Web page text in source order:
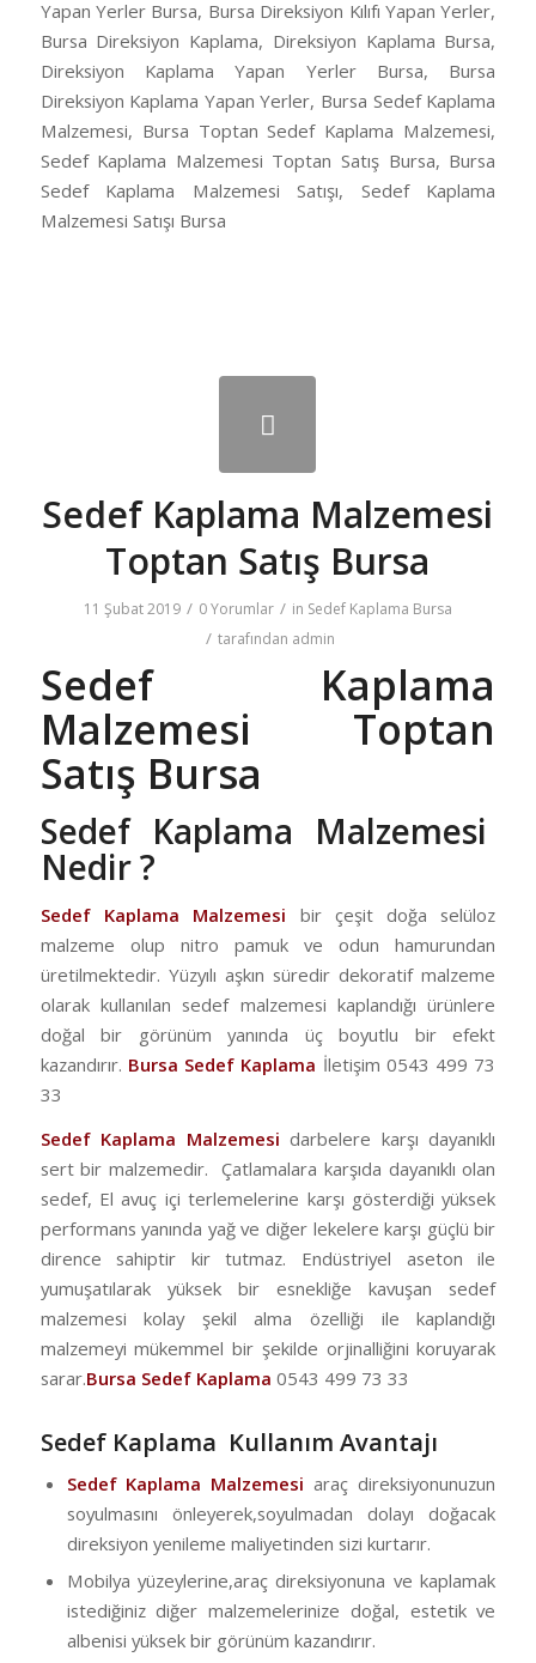
Yapan Yerler Bursa, Bursa Direksiyon Kılıfı Yapan Yerler,
Bursa Direksiyon Kaplama, Direksiyon Kaplama Bursa,
Direksiyon Kaplama Yapan Yerler Bursa, Bursa
Direksiyon Kaplama Yapan Yerler, Bursa Sedef Kaplama
Malzemesi, Bursa Toptan Sedef Kaplama Malzemesi,
Sedef Kaplama Malzemesi Toptan Satış Bursa, Bursa
Sedef Kaplama Malzemesi Satışı, Sedef Kaplama
Malzemesi Satışı Bursa
Sedef Kaplama Malzemesi
Toptan Satış Bursa
11 Şubat 2019 / 0 Yorumlar / in Sedef Kaplama Bursa
/ tarafından admin
Sedef Kaplama
Malzemesi Toptan
Satış Bursa
Sedef Kaplama Malzemesi
Nedir ?
Sedef Kaplama Malzemesi bir çeşit doğa selüloz
malzeme olup nitro pamuk ve odun hamurundan
üretilmektedir. Yüzyılı aşkın süredir dekoratif malzeme
olarak kullanılan sedef malzemesi kaplandığı ürünlere
doğal bir görünüm yanında üç boyutlu bir efekt
kazandırır. Bursa Sedef Kaplama İletişim 0543 499 73
33
Sedef Kaplama Malzemesi darbelere karşı dayanıklı
sert bir malzemedir. Çatlamalara karşıda dayanıklı olan
sedef, El avuç içi terlemelerine karşı gösterdiği yüksek
performans yanında yağ ve diğer lekelere karşı güçlü bir
dirence sahiptir kir tutmaz. Endüstriyel aseton ile
yumuşatılarak yüksek bir esnekliğe kavuşan sedef
malzemesi kolay şekil alma özelliği ile kaplandığı
malzemeyi mükemmel bir şekilde orjinalliğini koruyarak
sarar.Bursa Sedef Kaplama 0543 499 73 33
Sedef Kaplama Kullanım Avantajı
Sedef Kaplama Malzemesi araç direksiyonunuzun
soyulmasını önleyerek,soyulmadan dolayı doğacak
direksiyon yenileme maliyetinden sizi kurtarır.
Mobilya yüzeylerine,araç direksiyonuna ve kaplamak
istediğiniz diğer malzemelerinize doğal, estetik ve
albenisi yüksek bir görünüm kazandırır.